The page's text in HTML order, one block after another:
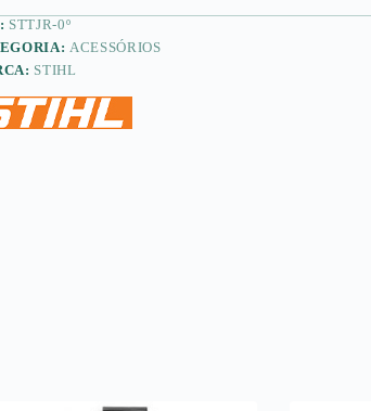
STTJR-0º
ACESSÓRIOS
STIHL